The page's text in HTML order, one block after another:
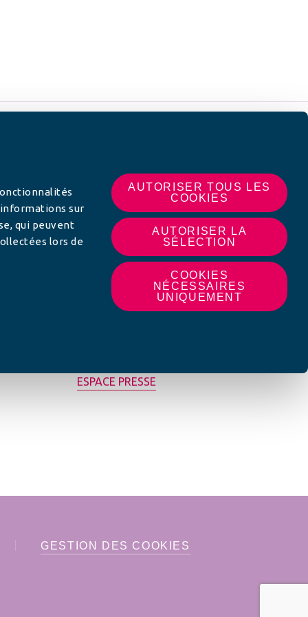
sur
qui peuvent
lors de
AUTORISER TOUS LES
COOKIES
AUTORISER LA
SÉLECTION
COOKIES
NÉCESSAIRES
UNIQUEMENT
ESPACE PRESSE
GESTION DES COOKIES